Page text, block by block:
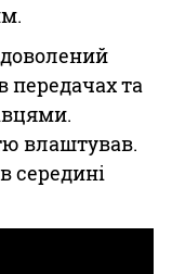
передачах та
влаштував.
середині